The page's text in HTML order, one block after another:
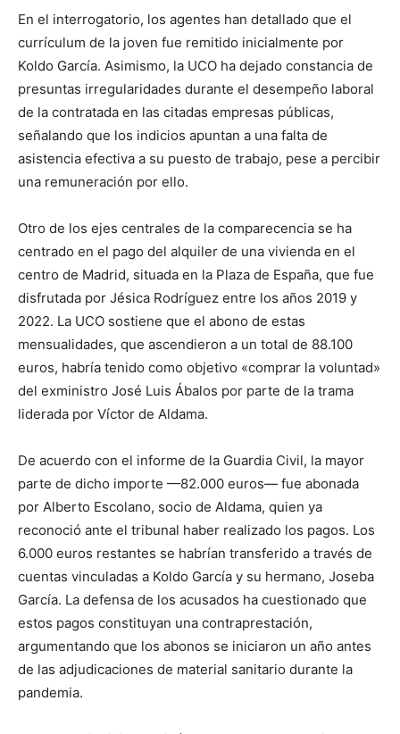
En el interrogatorio, los agentes han detallado que el
currículum de la joven fue remitido inicialmente por
Koldo García. Asimismo, la UCO ha dejado constancia de
presuntas irregularidades durante el desempeño laboral
de la contratada en las citadas empresas públicas,
señalando que los indicios apuntan a una falta de
asistencia efectiva a su puesto de trabajo, pese a percibir
una remuneración por ello.
Otro de los ejes centrales de la comparecencia se ha
centrado en el pago del alquiler de una vivienda en el
centro de Madrid, situada en la Plaza de España, que fue
disfrutada por Jésica Rodríguez entre los años 2019 y
2022. La UCO sostiene que el abono de estas
mensualidades, que ascendieron a un total de 88.100
euros, habría tenido como objetivo «comprar la voluntad»
del exministro José Luis Ábalos por parte de la trama
liderada por Víctor de Aldama.
De acuerdo con el informe de la Guardia Civil, la mayor
parte de dicho importe —82.000 euros— fue abonada
por Alberto Escolano, socio de Aldama, quien ya
reconoció ante el tribunal haber realizado los pagos. Los
6.000 euros restantes se habrían transferido a través de
cuentas vinculadas a Koldo García y su hermano, Joseba
García. La defensa de los acusados ha cuestionado que
estos pagos constituyan una contraprestación,
argumentando que los abonos se iniciaron un año antes
de las adjudicaciones de material sanitario durante la
pandemia.